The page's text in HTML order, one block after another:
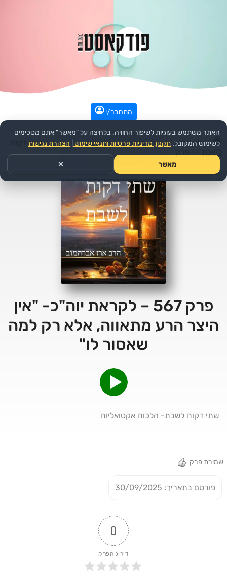
התחבר/י
עמוד הבית >> דת ורוחני >> יהדות >>הפודקאסט: שתי דקות
פרק 567 – לקראת יוה"כ- "אין
היצר הרע מתאווה, אלא רק למה
שאסור לו"
שתי דקות לשבת- הלכות אקטואליות
שמירת פרק
פורסם בתאריך: 30/09/2025
0
דירוג הפרק
האתר משתמש בעוגיות לשיפור החוויה. בלחיצה על "מאשר" אתם מסכימים
לשימוש המקובל. תקנון, מדיניות פרטיות ותנאי שימוש הצהרת נגישות
מאשר ✕